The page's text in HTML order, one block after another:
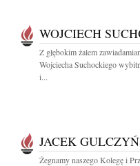
WOJCIECH
Z głębokim żalem
Wojciecha Suchockiego
i...
JACEK
Żegnamy naszego Kolegę i